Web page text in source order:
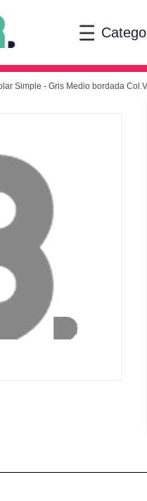
Simple - Gris Medio bordada